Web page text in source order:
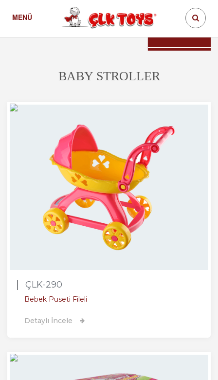
MENÜ
Baby Stroller
BABY STROLLER
ÇLK-290
Bebek Puseti Fileli
Detaylı İncele